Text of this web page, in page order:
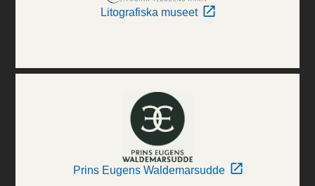
Litografiska museet
Prins Eugens Waldemarsudde